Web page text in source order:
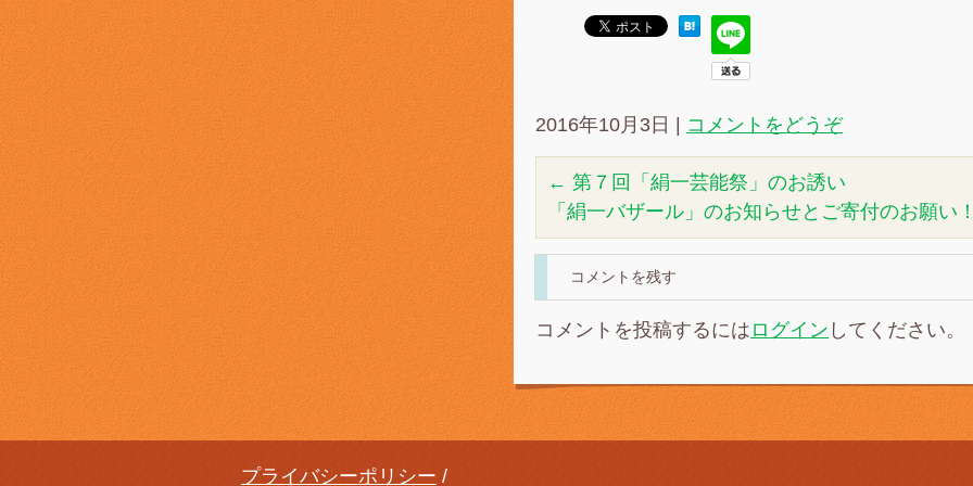
2016年10月3日 コメントをどうぞ
← 第７回「絹一芸能祭」のお誘い
「絹一バザール」のお知らせとご寄付のお願い
コメントを残す
コメントを投稿するには ログイン してください。
プライバシーポリシー